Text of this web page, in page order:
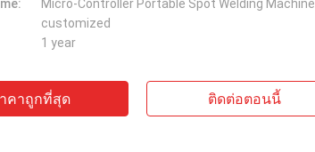
Micro-Controller Portable Spot Welding Machine
customized
1 year
คาถูกที่สุด ติดต่อตอนนี้